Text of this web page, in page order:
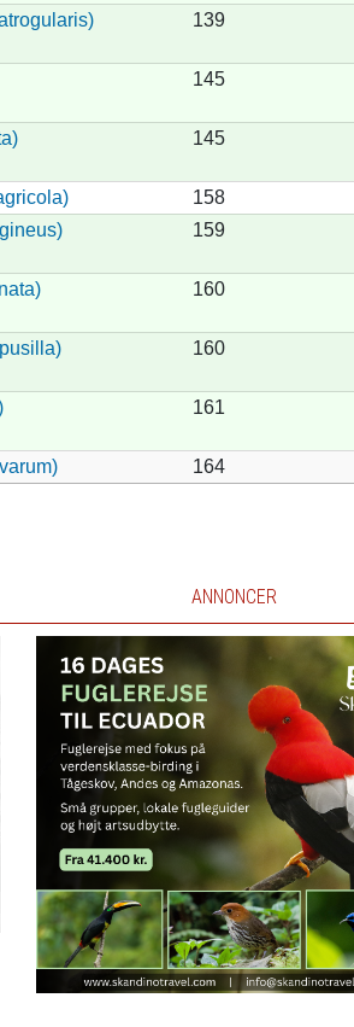
139
145
145
158
159
160
160
161
164
ANNONCER